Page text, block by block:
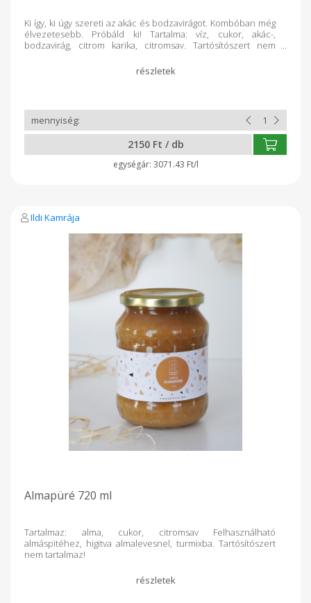
Ki így, ki úgy szereti az akác és bodzavirágot. Kombóban még
élvezetesebb. Próbáld ki! Tartalma: víz, cukor, akác-,
bodzavirág, citrom karika, citromsav. Tartósítószert nem
2150 Ft / db
3071.43 Ft/l
Ildi Kamrája
Almapüré 720 ml
Tartalmaz: alma, cukor, citromsav Felhasználható
almáspitéhez, higitva almalevesnel, turmixba. Tartósítószert
nem tartalmaz!